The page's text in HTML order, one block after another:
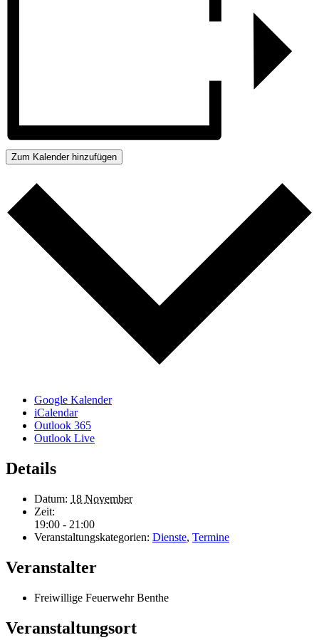
Zum Kalender hinzufügen
Google Kalender
iCalendar
Outlook 365
Outlook Live
Details
Datum: 18 November
Zeit:
19:00 - 21:00
Veranstaltungskategorien: Dienste, Termine
Veranstalter
Freiwillige Feuerwehr Benthe
Veranstaltungsort